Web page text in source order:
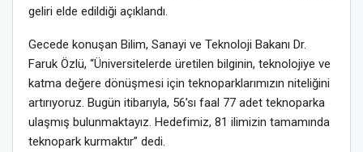
geliri elde edildiği açıklandı.
Gecede konuşan Bilim, Sanayi ve Teknoloji Bakanı Dr.
Faruk Özlü, “Üniversitelerde üretilen bilginin, teknolojiye ve
katma değere dönüşmesi için teknoparklarımızın niteliğini
artırıyoruz. Bugün itibarıyla, 56’sı faal 77 adet teknoparka
ulaşmış bulunmaktayız. Hedefimiz, 81 ilimizin tamamında
teknopark kurmaktır” dedi.